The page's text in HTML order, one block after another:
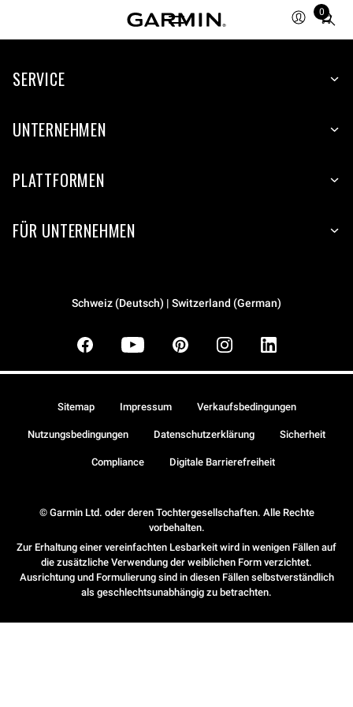
0
Total
items
cart:
SERVICE
UNTERNEHMEN
PLATTFORMEN
FÜR UNTERNEHMEN
Schweiz (Deutsch) | Switzerland (German)
© Garmin Ltd. oder deren Tochtergesellschaften. Alle Rechte
vorbehalten.
Zur Erhaltung einer vereinfachten Lesbarkeit wird in wenigen Fällen auf
die zusätzliche Verwendung der weiblichen Form verzichtet.
Ausrichtung und Formulierung sind in diesen Fällen selbstverständlich
als geschlechtsunabhängig zu betrachten.
Sitemap Impressum Verkaufsbedingungen
Nutzungsbedingungen Datenschutzerklärung Sicherheit
Compliance Digitale Barrierefreiheit